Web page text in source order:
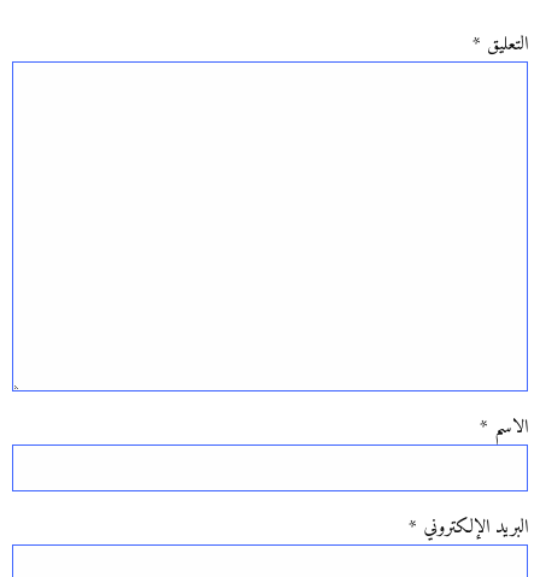
التعليق *
الاسم *
البريد الإلكتروني *